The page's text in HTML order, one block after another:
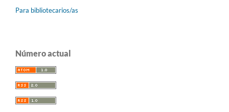
Para bibliotecarios/as
Número actual